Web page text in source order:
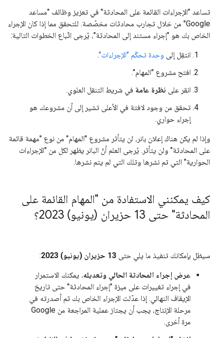
تساعد "الإجراءات القائمة على المحادثة" في تعزيز وظائف "مساعد
Google" من خلال تجارب محادثات مخصّصة. للتحقق مما إذا كان الإجراء
الخاص بك هو "إجراء مستند إلى المحادثة"، يُرجى اتّباع الخطوات التالية:
انتقِل إلى وحدة تحكّم "الإجراءات".
افتح مشروع "المهام".
انقر على نظرة عامة في شريط التنقل العلوي.
تحقق من وجود لافتة في الأعلى تشير إلى أن مشروعك هو
إجراء حواري.
وإذا لم يكن هناك إعلان بانر، لن يتأثر مشروع "المهام" من نوع "مهمة قائمة
على المحادثة" ولن يتأثر. يُرجى العلم أنّ البانر يظهر لكل من "الإجراءات
الحوارية" التي تم نشرها وتلك التي لم يتم نشرها.
كيف يمكنني الاستفادة من "المهام القائمة على
المحادثة" حتى 13 حزيران (يونيو) 2023؟
سيظل بإمكانك تنفيذ ما يلي حتى 13 حزيران (يونيو) 2023 :
عرض إجراء المحادثة الحالي وتعديله. يمكنك الاستمرار
في إجراء تغييرات على ميزة "إجراء المحادثة" حتى تاريخ
الإيقاف النهائي. إذا عدّلت الإجراء الخاص بك ثم أصدرته في
مرحلة الإنتاج، يجب أن يجتاز عملية المراجعة من Google
مرة أخرى.